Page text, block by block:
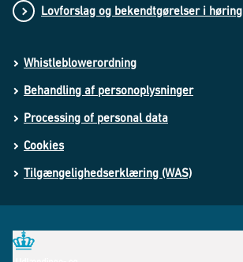
Lovforslag og bekendtgørelser i høring
Whistleblowerordning
Behandling af personoplysninger
Processing of personal data
Cookies
Tilgængelighedserklæring (WAS)